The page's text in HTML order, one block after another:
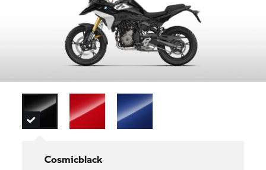
Cosmicblack